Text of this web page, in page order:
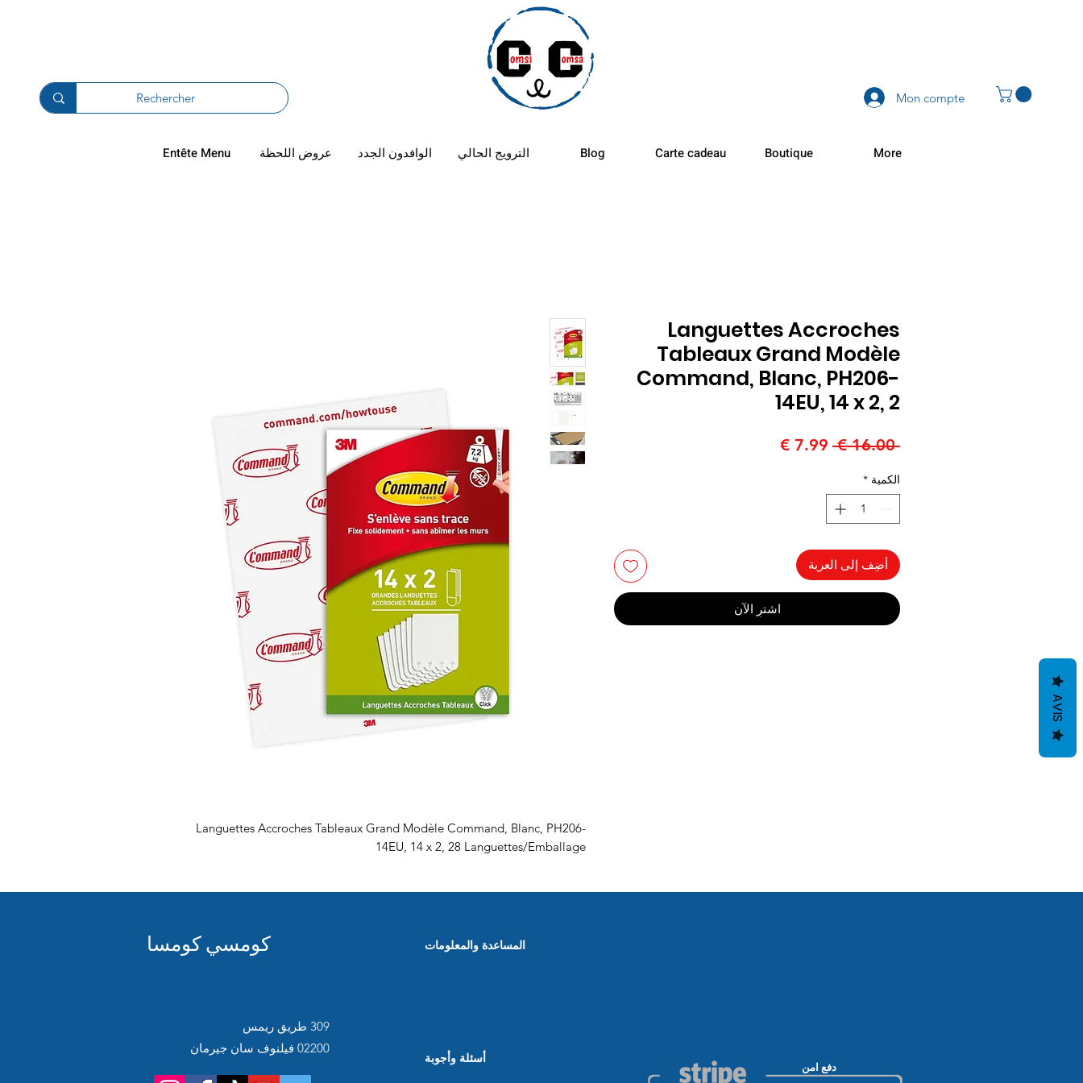
Mon compte
Entête Menu عروض اللحظة الوافدون الجدد الترويج الحالي Blog Carte cadeau Boutique More
Languettes Accroches Tableaux Grand Modèle Command, Blanc, PH206-
14EU, 14 x 2, 28 Languettes/Emballage
Languettes Accroches
Tableaux Grand Modèle
Command, Blanc, PH206-
14EU, 14 x 2, 2
‏16.00 €
سعر
سعر
الكمية *
أضِف إلى العربة
اشترِ الآن
كومسي كومسا المساعدة والمعلومات
309 طريق ريمس
02200 فيلنوف سان جيرمان
أسئلة وأجوبة
دفع امن
AVIS